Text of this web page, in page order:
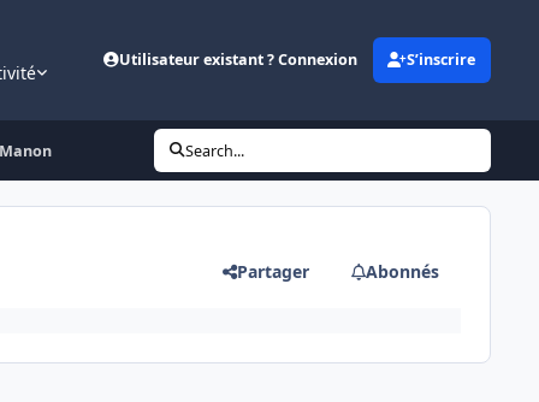
Utilisateur existant ? Connexion S’inscrire
Search...
Partager Abonnés